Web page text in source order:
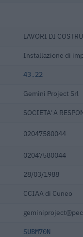
LAVORI DI
Installazione di
43.22
Gemini Project Srl
SOCIETA' A
02047580044
02047580044
28/03/1988
CCIAA di Cuneo
SUBM70N